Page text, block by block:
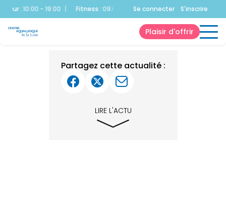
:10:00 - 19:00 | Fitness:09:00 - 20:00 | Bassin Sportif:10:00
Se connecter S'inscrire
Plaisir d'offrir
Partagez cette actualité :
LIRE L'ACTU